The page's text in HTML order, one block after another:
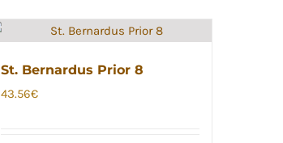
St. Bernardus Prior 8
43.56€